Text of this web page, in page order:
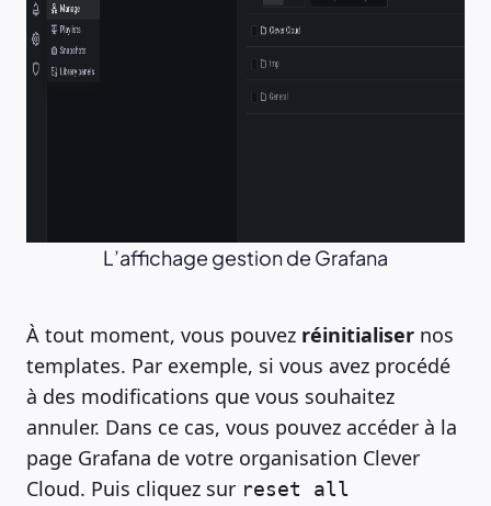
L’affichage gestion de Grafana
À tout moment, vous pouvez réinitialiser nos
templates. Par exemple, si vous avez procédé
à des modifications que vous souhaitez
annuler. Dans ce cas, vous pouvez accéder à la
page Grafana de votre organisation Clever
Cloud. Puis cliquez sur reset all